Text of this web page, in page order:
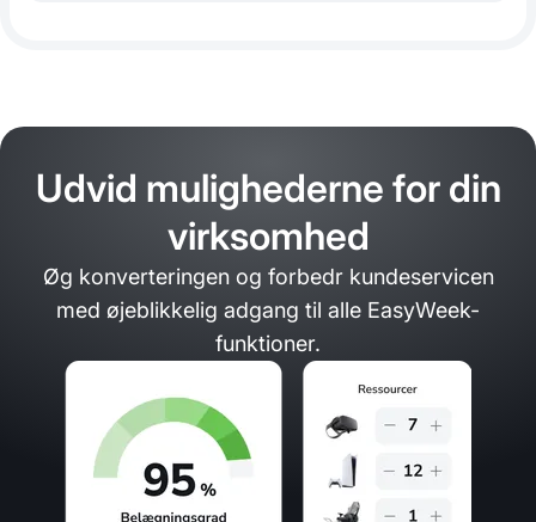
Udvid mulighederne for din
virksomhed
Øg konverteringen og forbedr kundeservicen
med øjeblikkelig adgang til alle EasyWeek-
funktioner.